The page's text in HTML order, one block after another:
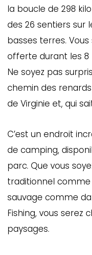
la boucle de 298
des 26 sentiers sur
basses terres.
offerte durant les 8
Ne soyez pas
chemin des
de Virginie et, qui
C’est un endroit
de camping,
parc. Que vous
traditionnel comme
sauvage comme
Fishing, vous serez
paysages.